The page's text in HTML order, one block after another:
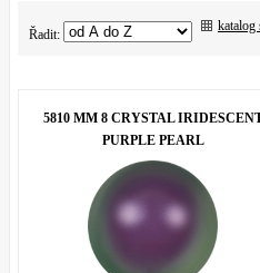
Řadit:
katalog
5810 MM 8 CRYSTAL
PURPLE PEARL